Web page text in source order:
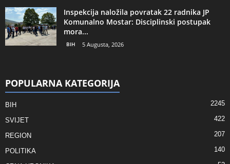
Inspekcija naložila povratak 22 radnika JP
Komunalno Mostar: Disciplinski postupak
mora...
BIH 5 Augusta, 2026
POPULARNA KATEGORIJA
BIH 2245
SVIJET 422
REGION 207
POLITIKA 140